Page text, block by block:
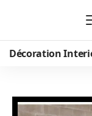
Décoration